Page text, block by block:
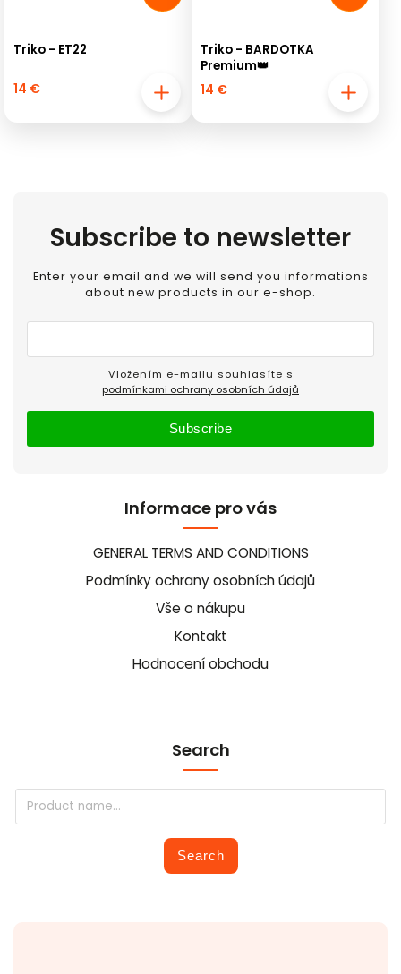
Triko - ET22
14 €
Triko - BARDOTKA
Premium👑
14 €
Informace pro vás
GENERAL TERMS AND CONDITIONS
Podmínky ochrany osobních údajů
Vše o nákupu
Kontakt
Hodnocení obchodu
Subscribe to newsletter
Enter your email and we will send you informations
about new products in our e-shop.
podmínkami ochrany osobních údajů
Subscribe
Search
Search